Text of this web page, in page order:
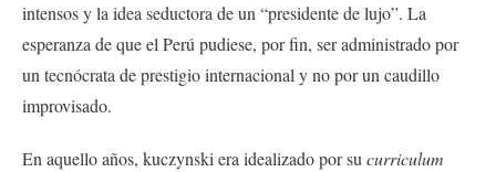
intensos y la idea seductora de un “presidente de lujo”. La
esperanza de que el Perú pudiese, por fin, ser administrado por
un tecnócrata de prestigio internacional y no por un caudillo
improvisado.
En aquello años, kuczynski era idealizado por sucurriculum